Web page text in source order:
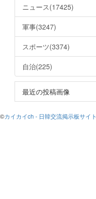
ニュース(17425)
軍事(3247)
スポーツ(3374)
自治(225)
最近の投稿画像
©カイカイch - 日韓交流掲示板サイト